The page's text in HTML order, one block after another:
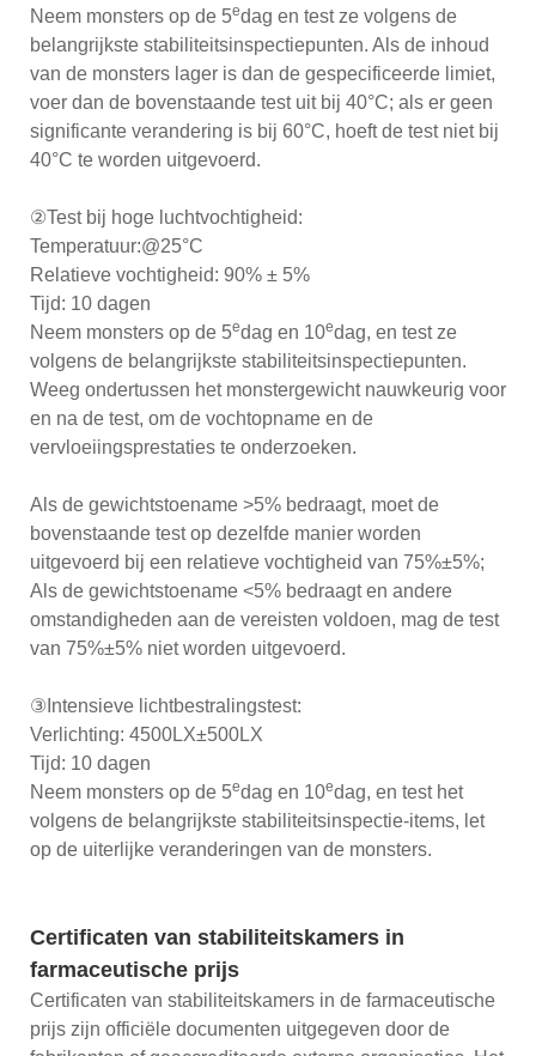
Neem monsters op de 5edag en test ze volgens de
belangrijkste stabiliteitsinspectiepunten. Als de inhoud
van de monsters lager is dan de gespecificeerde limiet,
voer dan de bovenstaande test uit bij 40°C; als er geen
significante verandering is bij 60°C, hoeft de test niet bij
40°C te worden uitgevoerd.
②Test bij hoge luchtvochtigheid:
Temperatuur:@25°C
Relatieve vochtigheid: 90% ± 5%
Tijd: 10 dagen
Neem monsters op de 5edag en 10edag, en test ze
volgens de belangrijkste stabiliteitsinspectiepunten.
Weeg ondertussen het monstergewicht nauwkeurig voor
en na de test, om de vochtopname en de
vervloeiingsprestaties te onderzoeken.
Als de gewichtstoename >5% bedraagt, moet de
bovenstaande test op dezelfde manier worden
uitgevoerd bij een relatieve vochtigheid van 75%±5%;
Als de gewichtstoename <5% bedraagt ​​en andere
omstandigheden aan de vereisten voldoen, mag de test
van 75%±5% niet worden uitgevoerd.
③Intensieve lichtbestralingstest:
Verlichting: 4500LX±500LX
Tijd: 10 dagen
Neem monsters op de 5edag en 10edag, en test het
volgens de belangrijkste stabiliteitsinspectie-items, let
op de uiterlijke veranderingen van de monsters.
Certificaten van stabiliteitskamers in
farmaceutische prijs
Certificaten van stabiliteitskamers in de farmaceutische
prijs zijn officiële documenten uitgegeven door de